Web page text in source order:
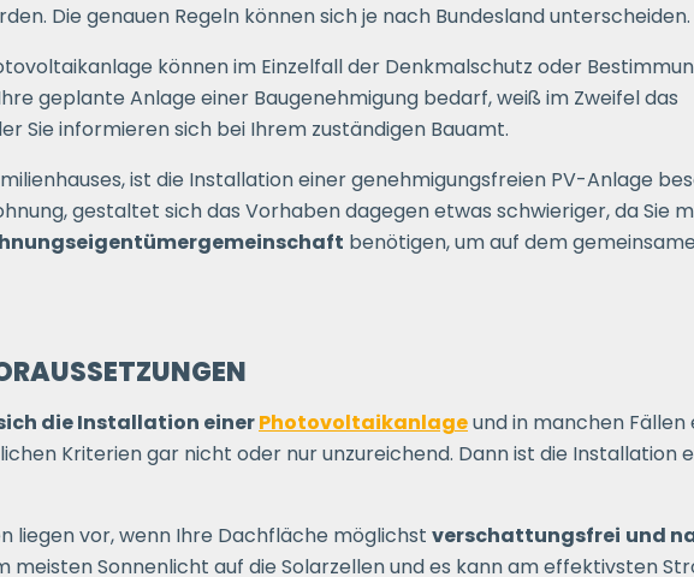
Die genauen Regeln können sich je nach Bundesland unterscheiden.
können im Einzelfall der Denkmalschutz oder
geplante Anlage einer Baugenehmigung bedarf, weiß im Zweifel das
Sie informieren sich bei Ihrem zuständigen Bauamt.
ist die Installation einer genehmigungsfreien PV-Anlage
gestaltet sich das Vorhaben dagegen etwas schwieriger, da Sie
benötigen, um auf dem
die Installation einerPhotovoltaikanlageund in manchen Fällen
Kriterien gar nicht oder nur unzureichend. Dann ist die Installation
liegen vor, wenn Ihre Dachfläche möglichst verschattungsfrei und
meisten Sonnenlicht auf die Solarzellen und es kann am effektivsten